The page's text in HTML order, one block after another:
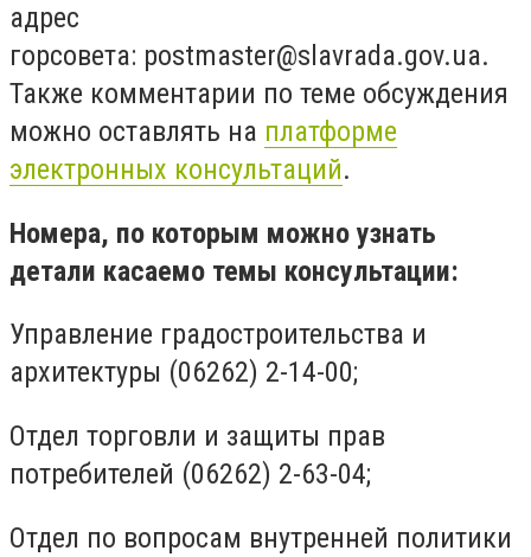
адрес
горсовета: postmaster@slavrada.gov.ua.
Также комментарии по теме обсуждения
можно оставлять на платформе
электронных консультаций.
Номера, по которым можно узнать
детали касаемо темы консультации:
Управление градостроительства и
архитектуры (06262) 2-14-00;
Отдел торговли и защиты прав
потребителей (06262) 2-63-04;
Отдел по вопросам внутренней политики